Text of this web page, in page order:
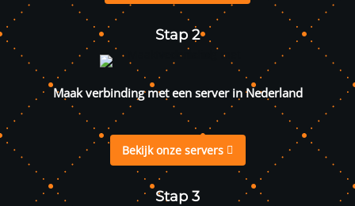
Stap 2
Maak verbinding met een server in Nederland
Bekijk onze servers
Stap 3